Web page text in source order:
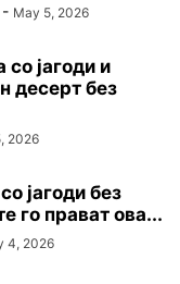
- May 5, 2026
јагоди и
десерт без
2026
јагоди без
го прават ова...
4, 2026